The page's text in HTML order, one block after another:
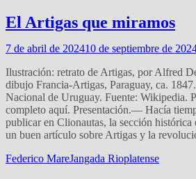
El Artigas que miramos
7 de abril de 202410 de septiembre de
Ilustración: retrato de Artigas, por Alfred
dibujo Francia-Artigas, Paraguay, ca.
Nacional de Uruguay. Fuente: Wikipedia.
completo aquí. Presentación.— Hacía
publicar en Clionautas, la sección
un buen artículo sobre Artigas y la
Federico MareJangada Rioplatense